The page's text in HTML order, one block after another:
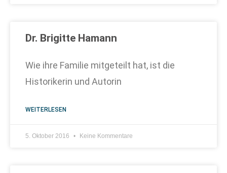
Dr. Brigitte Hamann
Wie ihre Familie mitgeteilt hat, ist die
Historikerin und Autorin
WEITERLESEN
5. Oktober 2016 Keine Kommentare